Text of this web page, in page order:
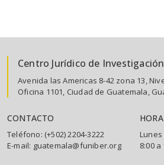
Centro Jurídico de
Avenida las Americas 8-42 zona 13,
Oficina 1101, Ciudad de Guatemala,
CONTACTO
Teléfono: (+502) 2204-3222
E-mail: guatemala@funiber.org
8:00 a